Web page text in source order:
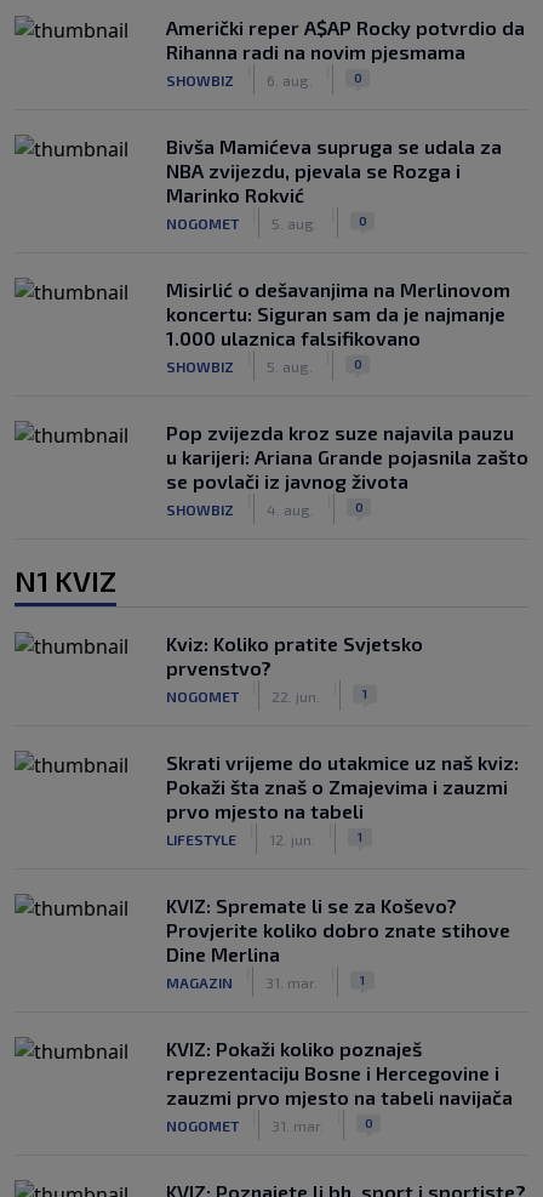
Američki reper A$AP Rocky potvrdio da
Rihanna radi na novim pjesmama
SHOWBIZ 6. aug. 0
Bivša Mamićeva supruga se udala za
NBA zvijezdu, pjevala se Rozga i
Marinko Rokvić
NOGOMET 5. aug. 0
Misirlić o dešavanjima na Merlinovom
koncertu: Siguran sam da je najmanje
1.000 ulaznica falsifikovano
SHOWBIZ 5. aug. 0
Pop zvijezda kroz suze najavila pauzu
u karijeri: Ariana Grande pojasnila zašto
se povlači iz javnog života
SHOWBIZ 4. aug. 0
N1 KVIZ
Kviz: Koliko pratite Svjetsko
prvenstvo?
NOGOMET 22. jun. 1
Skrati vrijeme do utakmice uz naš kviz:
Pokaži šta znaš o Zmajevima i zauzmi
prvo mjesto na tabeli
LIFESTYLE 12. jun. 1
KVIZ: Spremate li se za Koševo?
Provjerite koliko dobro znate stihove
Dine Merlina
MAGAZIN 31. mar. 1
KVIZ: Pokaži koliko poznaješ
reprezentaciju Bosne i Hercegovine i
zauzmi prvo mjesto na tabeli navijača
NOGOMET 31. mar. 0
KVIZ: Poznajete li bh. sport i sportiste?